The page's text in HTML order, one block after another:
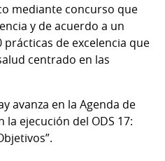
mediante concurso que
y de acuerdo a un
de excelencia que
centrado en las
avanza en la Agenda de
ejecución del ODS 17: